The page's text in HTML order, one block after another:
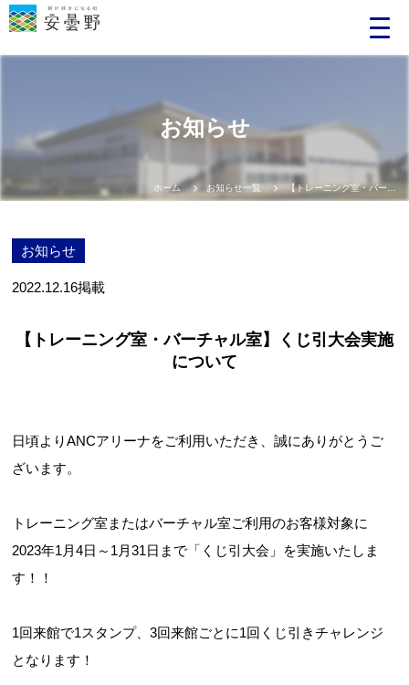
お知らせ
ホーム お知らせ一覧
お知らせ
2022.12.16掲載
【トレーニング室・バーチャル室】くじ引大会実施
について
日頃よりANCアリーナをご利用いただき、誠にありがとうご
ざいます。
トレーニング室またはバーチャル室ご利用のお客様対象に
2023年1月4日～1月31日まで「くじ引大会」を実施いたしま
す！！
1回来館で1スタンプ、3回来館ごとに1回くじ引きチャレンジ
となります！